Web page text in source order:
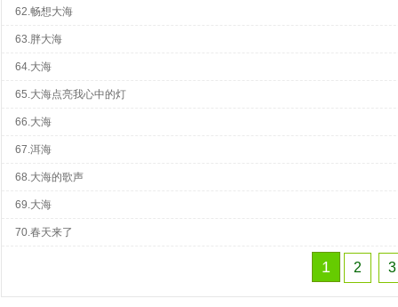
62.畅想大海
63.胖大海
64.大海
65.大海点亮我心中的灯
66.大海
67.洱海
68.大海的歌声
69.大海
70.春天来了
1 2 3